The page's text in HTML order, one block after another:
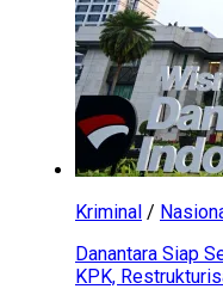
Kriminal /
Danantara Siap
KPK,